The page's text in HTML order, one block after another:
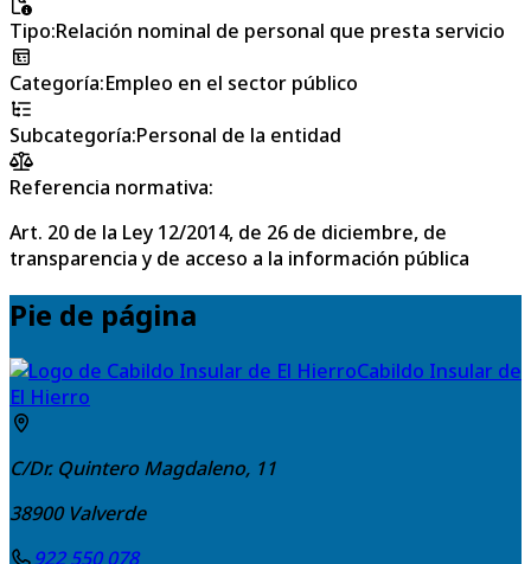
Tipo:Relación nominal de personal que presta servicio
Categoría:Empleo en el sector público
Subcategoría:Personal de la entidad
Referencia normativa:
Art. 20 de la Ley 12/2014, de 26 de diciembre, de
transparencia y de acceso a la información pública
Pie de página
Cabildo Insular de
El Hierro
C/Dr. Quintero Magdaleno, 11
38900 Valverde
922 550 078